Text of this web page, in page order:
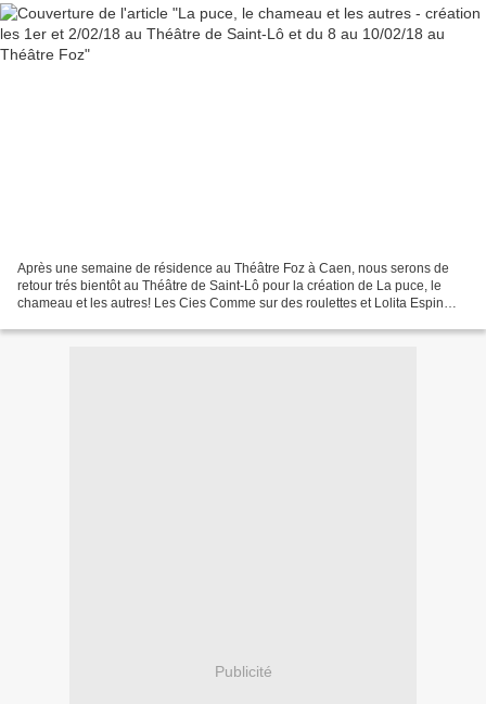
Après une semaine de résidence au Théâtre Foz à Caen, nous serons de
retour trés bientôt au Théâtre de Saint-Lô pour la création de La puce, le
chameau et les autres! Les Cies Comme sur des roulettes et Lolita Espin
Publicité